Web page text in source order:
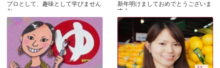
プロとして、趣味として学びません
か
新年明けましておめでとうございま
す！ .....